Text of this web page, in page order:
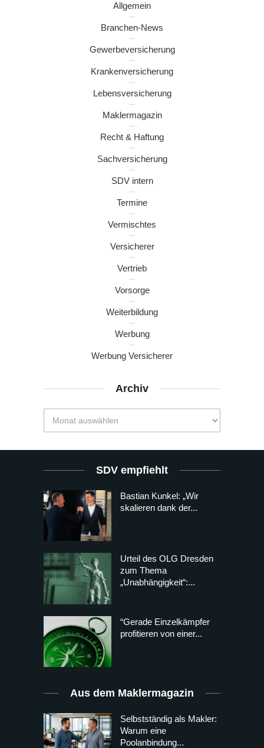
Allgemein
Branchen-News
Gewerbeversicherung
Krankenversicherung
Lebensversicherung
Maklermagazin
Recht & Haftung
Sachversicherung
SDV intern
Termine
Vermischtes
Versicherer
Vertrieb
Vorsorge
Weiterbildung
Werbung
Werbung Versicherer
Archiv
SDV empfiehlt
Bastian Kunkel: „Wir
skalieren dank der...
Urteil des OLG Dresden
zum Thema
„Unabhängigkeit“:...
“Gerade Einzelkämpfer
profitieren von einer...
Aus dem Maklermagazin
Selbstständig als Makler:
Warum eine
Poolanbindung...